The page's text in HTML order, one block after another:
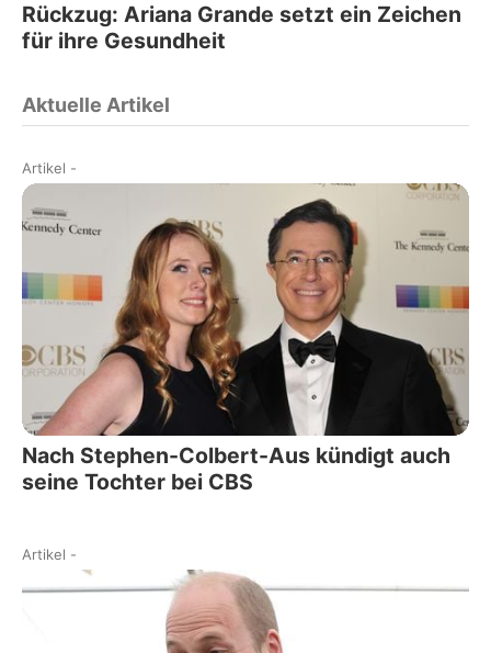
Rückzug: Ariana Grande setzt ein Zeichen
für ihre Gesundheit
Aktuelle Artikel
Artikel -
Nach Stephen-Colbert-Aus kündigt auch
seine Tochter bei CBS
Artikel -